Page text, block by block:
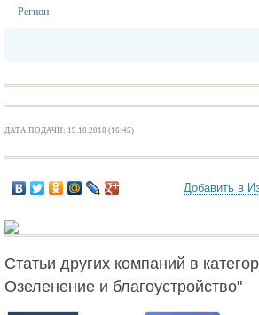
Регион
ДАТА ПОДАЧИ: 19.10.2018 (16:45)
Добавить в
Статьи других компаний в
Озеленение и благоустройство"